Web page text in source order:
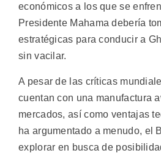
económicos a los que se
Presidente Mahama debería
estratégicas para conducir a
sin vacilar.
A pesar de las críticas
cuentan con una manufactura
mercados, así como ventajas
ha argumentado a menudo, el
explorar en busca de